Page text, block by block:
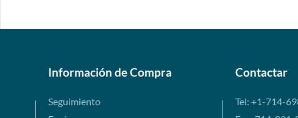
Información de Compra
Seguimiento
Contactar
Tel: +1-714-